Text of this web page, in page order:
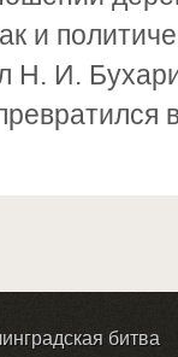
и
И.
битва